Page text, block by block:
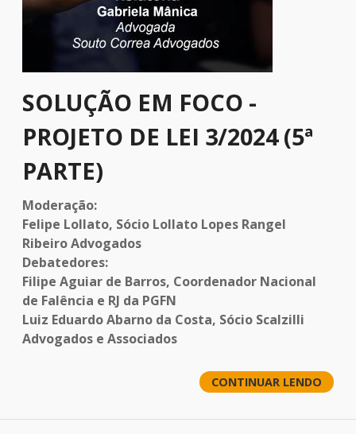
SOLUÇÃO EM FOCO -
PROJETO DE LEI 3/2024 (5ª
PARTE)
Moderação:
Felipe Lollato, Sócio Lollato Lopes Rangel
Ribeiro Advogados
Debatedores:
Filipe Aguiar de Barros, Coordenador Nacional
de Falência e RJ da PGFN
Luiz Eduardo Abarno da Costa, Sócio Scalzilli
Advogados e Associados
CONTINUAR LENDO